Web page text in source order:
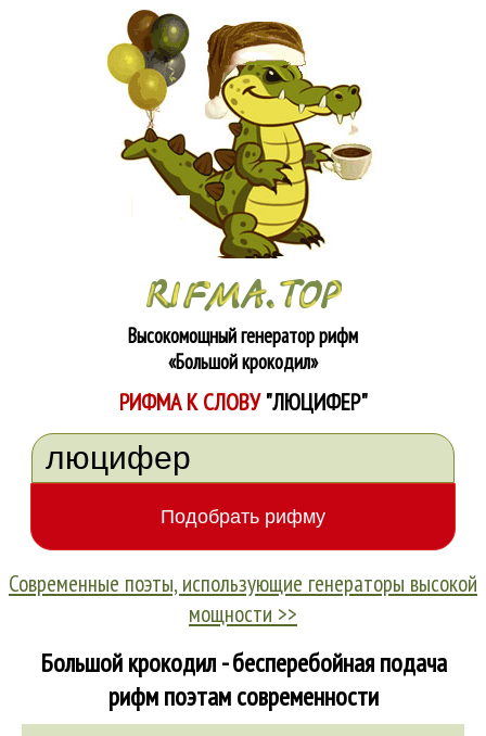
Высокомощный генератор рифм
«Большой крокодил»
РИФМА К СЛОВУ"ЛЮЦИФЕР"
Современные поэты, использующие генераторы высокой
мощности >>
Большой крокодил - бесперебойная подача
рифм поэтам современности